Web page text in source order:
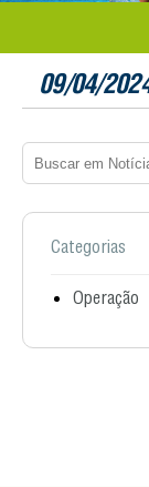
09/04/
Categorias
Operação